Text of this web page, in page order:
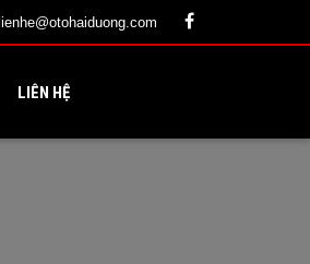
lienhe@otohaiduong.com
LIÊN HỆ